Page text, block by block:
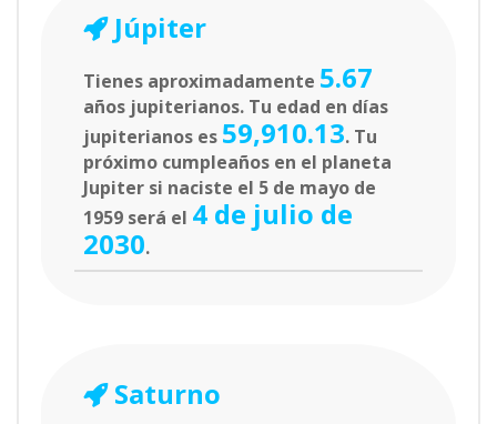
Júpiter
Tienes aproximadamente 5.67
años jupiterianos. Tu edad en días
jupiterianos es 59,910.13. Tu
próximo cumpleaños en el planeta
Jupiter si naciste el 5 de mayo de
1959 será el 4 de julio de
2030.
Saturno